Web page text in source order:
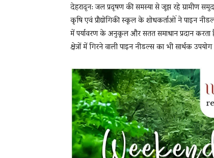
देहरादून: जल प्रदूषण की समस्या से जूझ रहे ग्रामीण
कृषि एवं प्रौद्योगिकी स्कूल के शोधकर्ताओं ने पाइन
में पर्यावरण के अनुकूल और सतत समाधान प्रदान
क्षेत्रों में गिरने वाली पाइन नीडल्स का भी सार्थक